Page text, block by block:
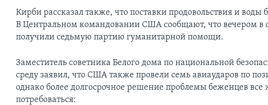
Кирби рассказал также, что поставки продовольствия и воды
В Центральном командовании США сообщают, что вечером в
получили седьмую партию гуманитарной помощи.
Заместитель советника Белого дома по национальной
среду заявил, что США также провели семь авиаударов по
однако более долгосрочное решение проблемы беженцев
потребоваться: